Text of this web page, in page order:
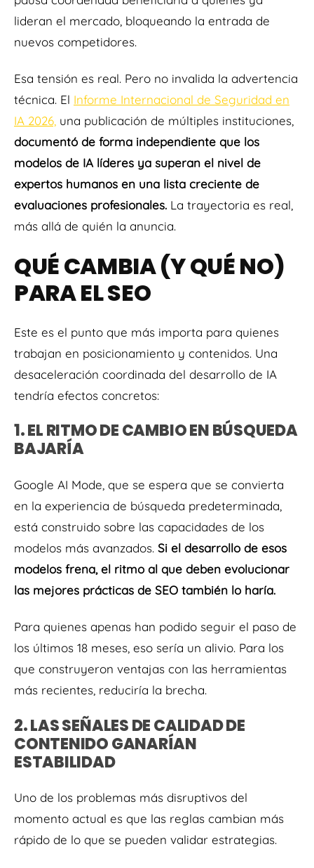
lideran el mercado, bloqueando la entrada de
nuevos competidores.
Esa tensión es real. Pero no invalida la advertencia
técnica. El Informe Internacional de Seguridad en
IA 2026, una publicación de múltiples instituciones,
documentó de forma independiente que los
modelos de IA líderes ya superan el nivel de
expertos humanos en una lista creciente de
evaluaciones profesionales. La trayectoria es real,
más allá de quién la anuncia.
QUÉ CAMBIA (Y QUÉ NO)
PARA EL SEO
Este es el punto que más importa para quienes
trabajan en posicionamiento y contenidos. Una
desaceleración coordinada del desarrollo de IA
tendría efectos concretos:
1. EL RITMO DE CAMBIO EN BÚSQUEDA
BAJARÍA
Google AI Mode, que se espera que se convierta
en la experiencia de búsqueda predeterminada,
está construido sobre las capacidades de los
modelos más avanzados. Si el desarrollo de esos
modelos frena, el ritmo al que deben evolucionar
las mejores prácticas de SEO también lo haría.
Para quienes apenas han podido seguir el paso de
los últimos 18 meses, eso sería un alivio. Para los
que construyeron ventajas con las herramientas
más recientes, reduciría la brecha.
2. LAS SEÑALES DE CALIDAD DE
CONTENIDO GANARÍAN
ESTABILIDAD
Uno de los problemas más disruptivos del
momento actual es que las reglas cambian más
rápido de lo que se pueden validar estrategias.